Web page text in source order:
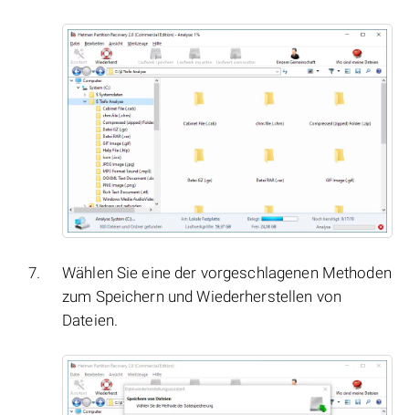
Wählen Sie eine der vorgeschlagenen Methoden
zum Speichern und Wiederherstellen von
Dateien.